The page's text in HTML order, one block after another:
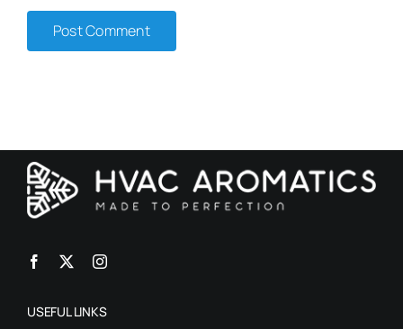
USEFUL LINKS